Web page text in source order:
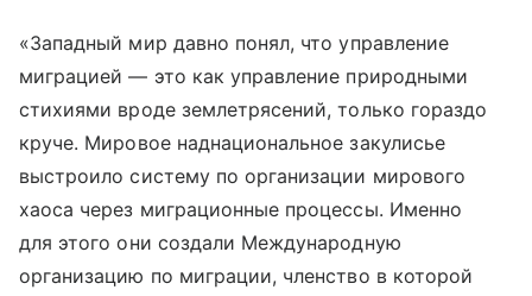
«Западный мир давно понял, что управление
миграцией — это как управление природными
стихиями вроде землетрясений, только гораздо
круче. Мировое наднациональное закулисье
выстроило систему по организации мирового
хаоса через миграционные процессы. Именно
для этого они создали Международную
организацию по миграции, членство в которой